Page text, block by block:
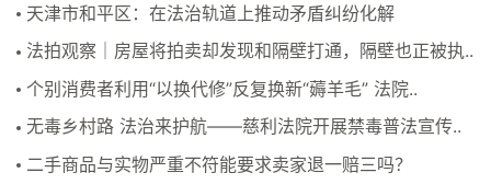
天津市和平区：在法治轨道上推动矛盾纠纷化解
法拍观察｜房屋将拍卖却发现和隔壁打通，隔壁也正被执..
个别消费者利用“以换代修”反复换新“薅羊毛” 法院..
无毒乡村路 法治来护航——慈利法院开展禁毒普法宣传..
二手商品与实物严重不符能要求卖家退一赔三吗？